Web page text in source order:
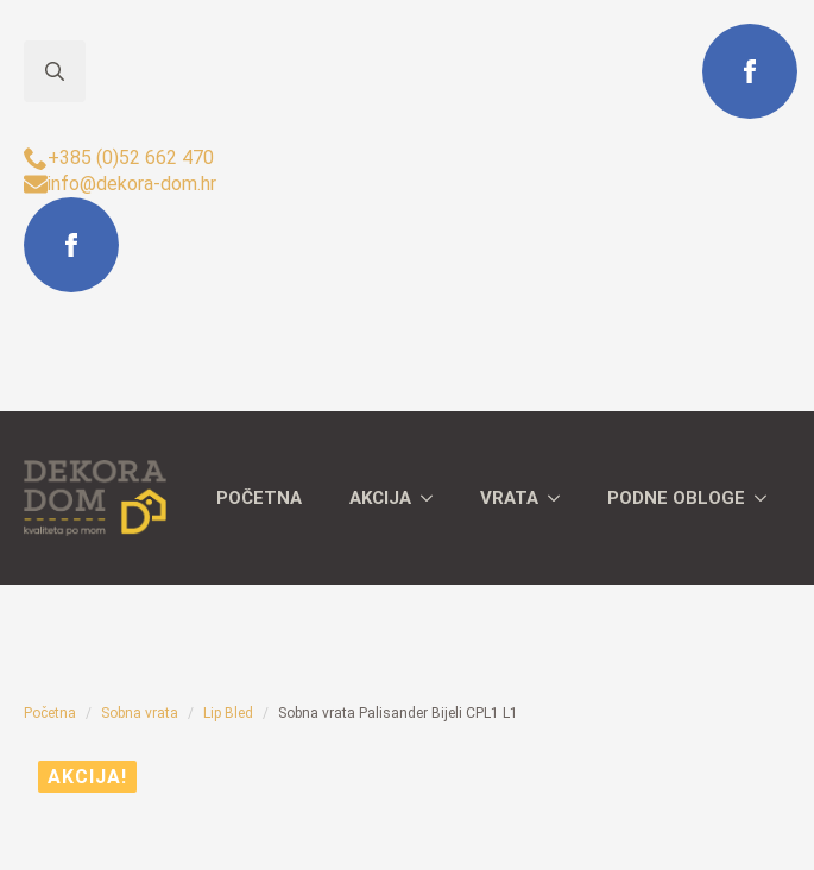
+385 (0)52 662 470
info@dekora-dom.hr
POČETNA AKCIJA VRATA PODNE OBLOGE
Početna Sobna vrata Lip Bled Sobna vrata Palisander Bijeli CPL1 L1
AKCIJA!